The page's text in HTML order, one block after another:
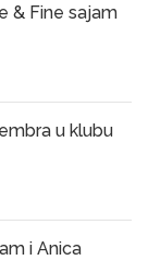
& Fine sajam
u klubu
i Anica